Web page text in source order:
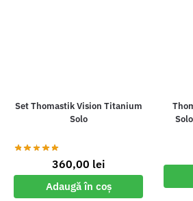
Set Thomastik Vision Titanium
Solo
360,00 lei
Adaugă în coș